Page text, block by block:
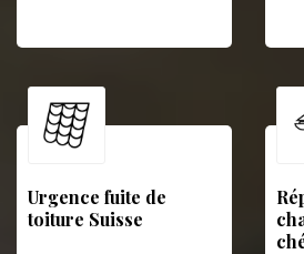
Urgence fuite de
toiture Suisse